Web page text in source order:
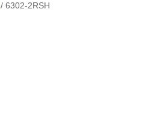
/ 6302-2RSH